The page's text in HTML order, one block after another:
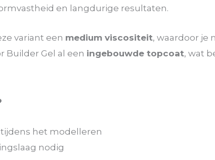
en langdurige resultaten.
variant een medium viscositeit, waardoor je
Builder Gel al een ingebouwde topcoat, wat
het modelleren
nodig